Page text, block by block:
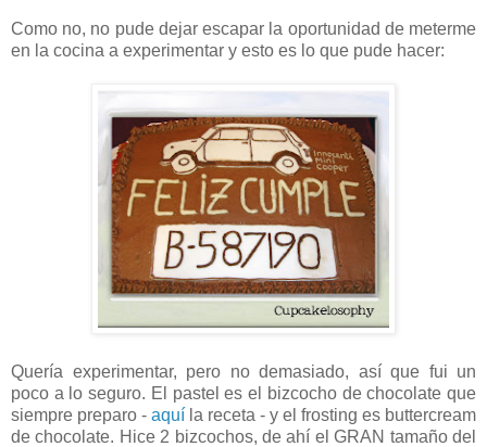
Como no, no pude dejar escapar la oportunidad de meterme
en la cocina a experimentar y esto es lo que pude hacer:
Quería experimentar, pero no demasiado, así que fui un
poco a lo seguro. El pastel es el bizcocho de chocolate que
siempre preparo - aquí la receta - y el frosting es buttercream
de chocolate. Hice 2 bizcochos, de ahí el GRAN tamaño del